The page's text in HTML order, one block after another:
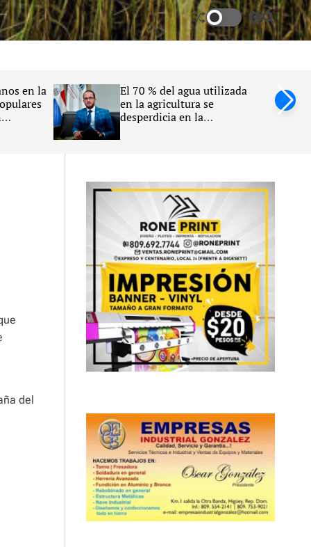
S
w
c
e
S
e
en la
El 70 % del agua utilizada
en la agricultura se
desperdicia en la
afirma Claudio Caamaño
del